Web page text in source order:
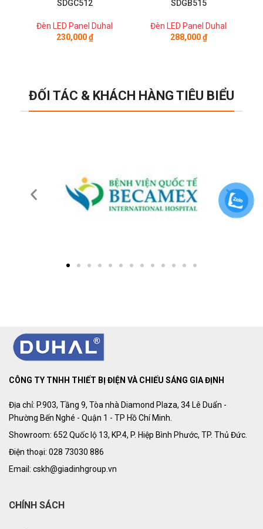
SDGC512
Đèn LED Panel Duhal
230,000₫
SDGB515
Đèn LED Panel Duhal
288,000₫
ĐỐI TÁC & KHÁCH HÀNG TIÊU BIỂU
CÔNG TY TNHH THIẾT BỊ ĐIỆN VÀ CHIẾU SÁNG GIA ĐỊNH
Địa chỉ: P.903, Tầng 9, Tòa nhà Diamond Plaza, 34 Lê Duẩn -
Phường Bến Nghé - Quận 1 - TP Hồ Chí Minh.
Showroom: 652 Quốc lộ 13, KP.4, P. Hiệp Bình Phước, TP. Thủ Đức.
Điện thoại: 028 73030 886
Email: cskh@giadinhgroup.vn
CHÍNH SÁCH